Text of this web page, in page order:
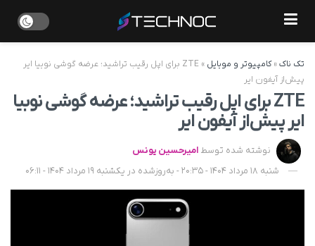
تک ناک»کامپیوتر و موبایل »
ZTE برای اپل رقیب تراشید؛ عرضه گوشی نوبیا ایر
پیش‌از آیفون ایر
ZTE برای اپل رقیب تراشید؛ عرضه گوشی نوبیا
ایر پیش‌از آیفون ایر
نوشته شده توسط امیرحسین یونس
شنبه 18 مرداد 1404 - 20:35 - به‌روزشده در یکشنبه 19 مرداد 1404 - 06:11